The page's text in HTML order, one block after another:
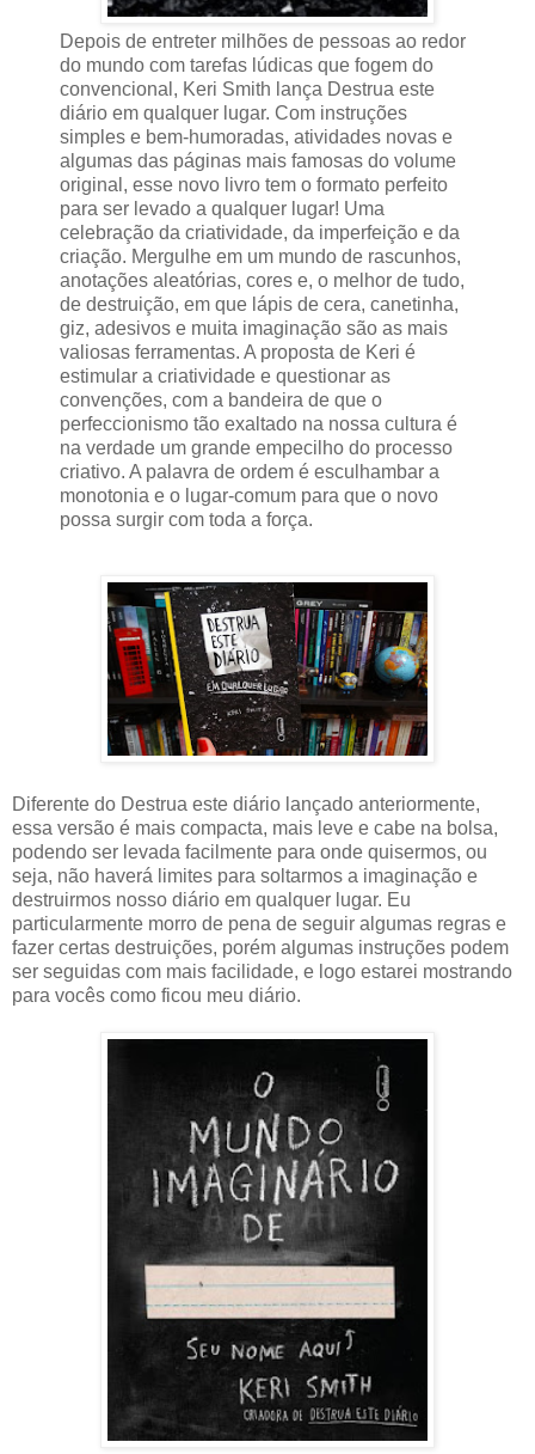
Depois de entreter milhões de pessoas ao redor
do mundo com tarefas lúdicas que fogem do
convencional, Keri Smith lança Destrua este
diário em qualquer lugar. Com instruções
simples e bem-humoradas, atividades novas e
algumas das páginas mais famosas do volume
original, esse novo livro tem o formato perfeito
para ser levado a qualquer lugar! Uma
celebração da criatividade, da imperfeição e da
criação. Mergulhe em um mundo de rascunhos,
anotações aleatórias, cores e, o melhor de tudo,
de destruição, em que lápis de cera, canetinha,
giz, adesivos e muita imaginação são as mais
valiosas ferramentas. A proposta de Keri é
estimular a criatividade e questionar as
convenções, com a bandeira de que o
perfeccionismo tão exaltado na nossa cultura é
na verdade um grande empecilho do processo
criativo. A palavra de ordem é esculhambar a
monotonia e o lugar-comum para que o novo
possa surgir com toda a força.
Diferente do Destrua este diário lançado anteriormente,
essa versão é mais compacta, mais leve e cabe na bolsa,
podendo ser levada facilmente para onde quisermos, ou
seja, não haverá limites para soltarmos a imaginação e
destruirmos nosso diário em qualquer lugar. Eu
particularmente morro de pena de seguir algumas regras e
fazer certas destruições, porém algumas instruções podem
ser seguidas com mais facilidade, e logo estarei mostrando
para vocês como ficou meu diário.